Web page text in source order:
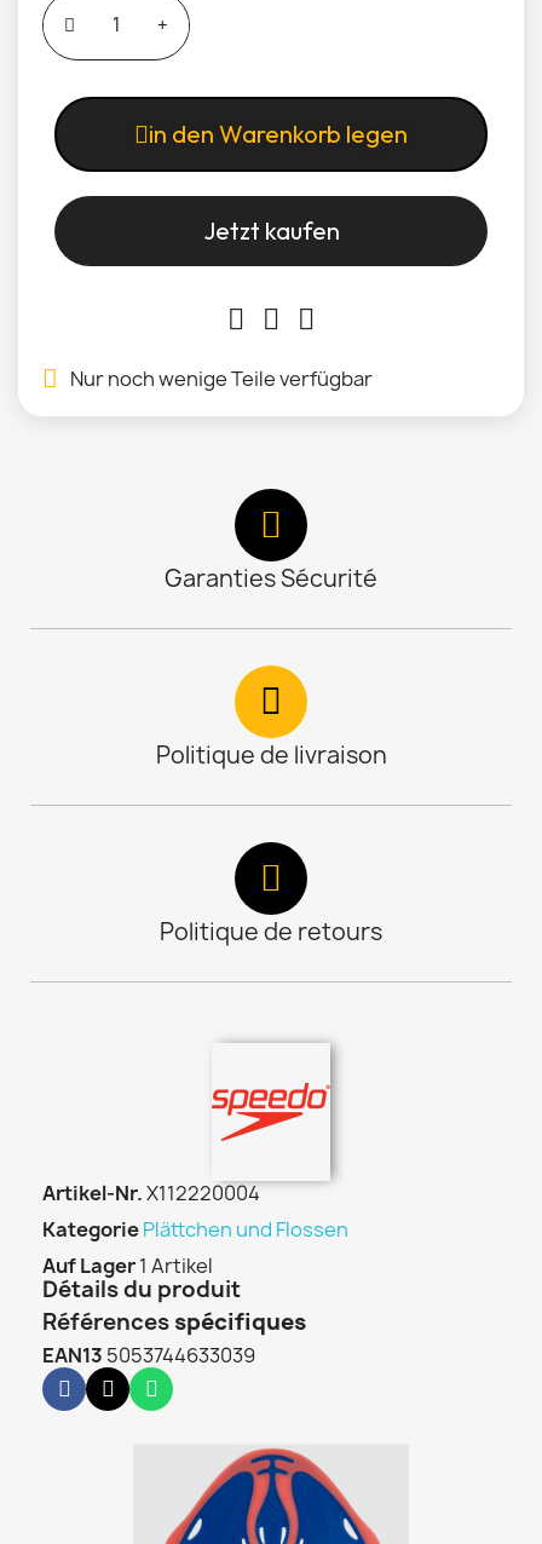
in den Warenkorb legen
Jetzt kaufen
Nur noch wenige Teile verfügbar
Garanties Sécurité
Politique de livraison
Politique de retours
Artikel-Nr.X112220004
KategoriePlättchen und Flossen
Auf Lager1 Artikel
Détails du produit
Références spécifiques
EAN13 5053744633039